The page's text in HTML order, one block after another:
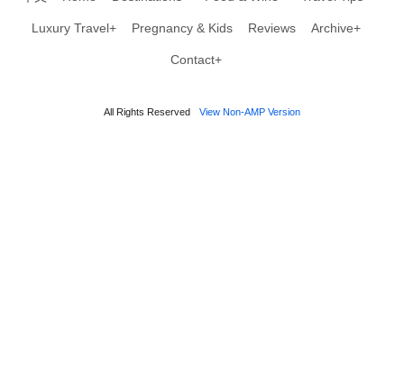
Luxury Travel+ Pregnancy & Kids Reviews Archive+
Contact+
All Rights Reserved View Non-AMP Version